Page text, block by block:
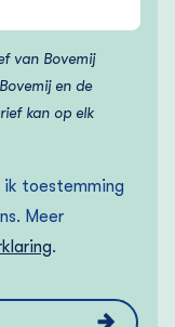
van Bovemij
en de
kan op elk
ik toestemming
Meer
.